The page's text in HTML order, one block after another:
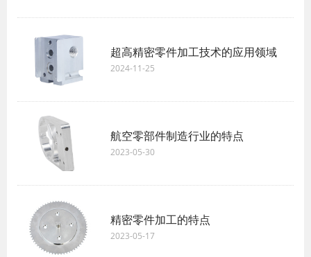
超高精密零件加工技术的应用领域
2024-11-25
航空零部件制造行业的特点
2023-05-30
精密零件加工的特点
2023-05-17